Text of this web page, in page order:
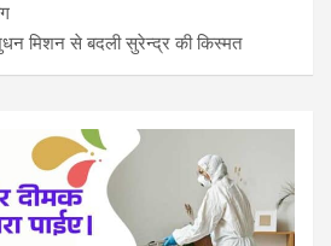
मिशन से बदली सुरेन्द्र की किस्मत